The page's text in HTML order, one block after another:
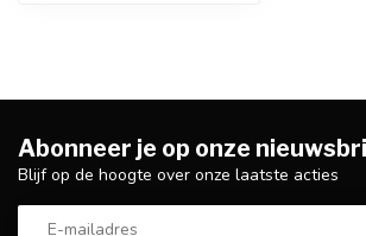
Abonneer je op onze
Blijf op de hoogte over onze laatste acties